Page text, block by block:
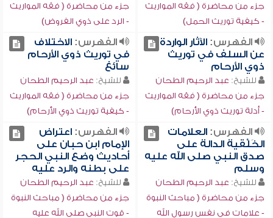
جزء من محاضرة ( فقه المواريث
- كيفية توريث الحمل)
جزء من محاضرة ( فقه المواريث
- الرد على ذوي الفروض)
الفهرس:الآثار الواردة
عن السلف في توريث
ذوي الأرحام
للشيخ: عبد الرحيم الطحان
جزء من محاضرة ( فقه المواريث
- أدلة توريث ذوي الأرحام)
الفهرس:الاختلاف
في توريث ذوي الأرحام
سائغ
للشيخ: عبد الرحيم الطحان
جزء من محاضرة ( فقه المواريث
- كيفية توريث ذوي الأرحام)
الفهرس:العلامات
الخَلْقية الدالة على
صدق النبي صلى الله عليه
وسلم
للشيخ: عبد الرحيم الطحان
جزء من محاضرة ( مباحث النبوة
- علامات في نفس رسول الله
الفهرس:اعتراض
الإمام ابن حبان على
أحاديث وضع النبي الحجر
على بطنه والرد عليه
للشيخ: عبد الرحيم الطحان
جزء من محاضرة ( مباحث النبوة
- قوت النبي صلى الله عليه